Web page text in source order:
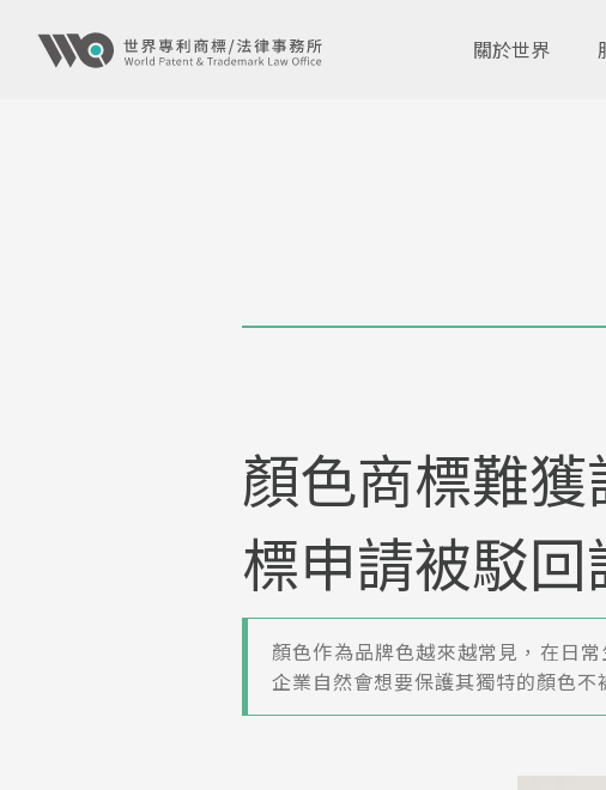
關於世界
顏色商標難
標申請被駁回
顏色作為品牌色越來越常見，在日
企業自然會想要保護其獨特的顏色